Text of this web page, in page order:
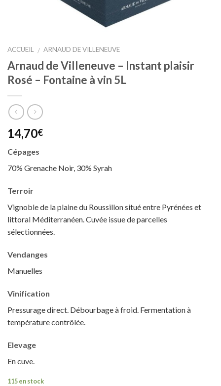
ACCUEIL / ARNAUD DE VILLENEUVE
Arnaud de Villeneuve – Instant plaisir
Rosé – Fontaine à vin 5L
14,70€
Cépages
70% Grenache Noir, 30% Syrah
Terroir
Vignoble de la plaine du Roussillon situé entre Pyrénées et
littoral Méditerranéen. Cuvée issue de parcelles
sélectionnées.
Vendanges
Manuelles
Vinification
Pressurage direct. Débourbage à froid. Fermentation à
température contrôlée.
Elevage
En cuve.
115 en stock